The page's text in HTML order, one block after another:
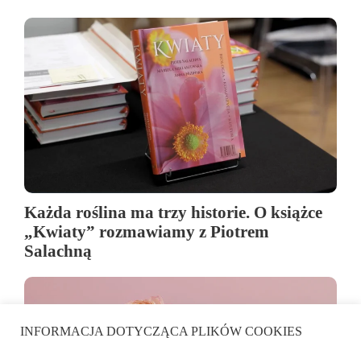
Każda roślina ma trzy historie. O książce
„Kwiaty” rozmawiamy z Piotrem
Salachną
INFORMACJA DOTYCZĄCA PLIKÓW COOKIES